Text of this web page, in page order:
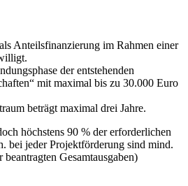
Anteilsfinanzierung im Rahmen einer
der entstehenden
mit maximal bis zu 30.000 Euro
beträgt maximal drei Jahre.
höchstens 90 % der erforderlichen
bei jeder Projektförderung sind mind.
Gesamtausgaben)